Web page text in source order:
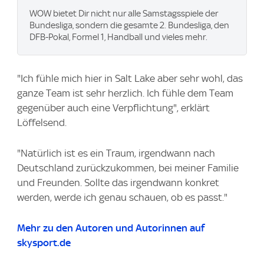
WOW bietet Dir nicht nur alle Samstagsspiele der
Bundesliga, sondern die gesamte 2. Bundesliga, den
DFB-Pokal, Formel 1, Handball und vieles mehr.
"Ich fühle mich hier in Salt Lake aber sehr wohl, das
ganze Team ist sehr herzlich. Ich fühle dem Team
gegenüber auch eine Verpflichtung", erklärt
Löffelsend.
"Natürlich ist es ein Traum, irgendwann nach
Deutschland zurückzukommen, bei meiner Familie
und Freunden. Sollte das irgendwann konkret
werden, werde ich genau schauen, ob es passt."
Mehr zu den Autoren und Autorinnen auf
skysport.de